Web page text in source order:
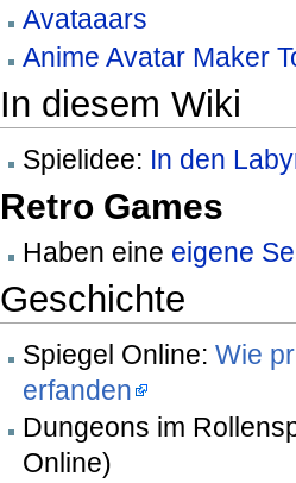
Avataaars
Anime Avatar Maker
In diesem Wiki
Spielidee: In den
Retro Games
Haben eine eigene
Geschichte
Spiegel Online: Wie
erfanden
Dungeons im
Online)